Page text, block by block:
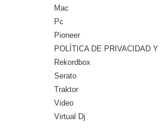
Mac
Pc
Pioneer
POLÍTICA DE PRIVACIDAD
Rekordbox
Serato
Traktor
Video
Virtual Dj